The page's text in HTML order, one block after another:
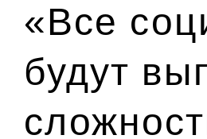
«Все
будут